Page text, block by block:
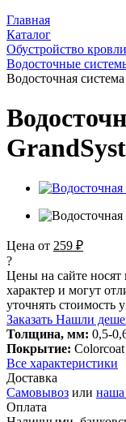
Главная
Каталог
Обустройство кровли
Водосточные
Водосточная
Цена от 259 ₽
?
Цены на сайте
характер и могут
уточнять стоимость
Заказать Нашли
Толщина, мм: 0,5-
Покрытие:
Все характеристики
Доставка
Самовывоз или наша
Оплата